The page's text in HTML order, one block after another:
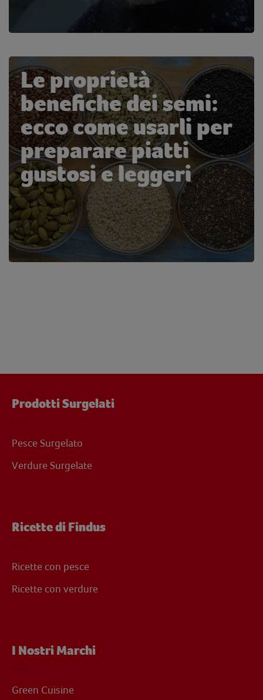
Le proprietà
benefiche dei semi:
ecco come usarli per
preparare piatti
gustosi e leggeri
Prodotti Surgelati
Pesce Surgelato
Verdure Surgelate
Ricette di Findus
Ricette con pesce
Ricette con verdure
I Nostri Marchi
Green Cuisine